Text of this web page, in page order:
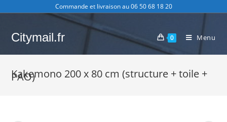
to
Commande et livraison au 06 50 68 18 20
Citymail.fr 0 Menu
Kakemono 200 x 80 cm (structure + toile +
PAO)